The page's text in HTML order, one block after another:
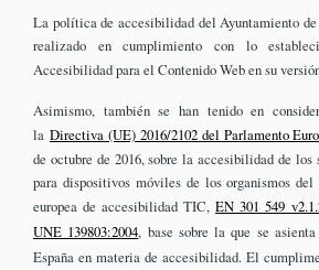
La política de accesibilidad del Ayuntamiento
realizado en cumplimiento con lo
Accesibilidad para el Contenido Web en su
Asimismo, también se han tenido en
la Directiva (UE) 2016/2102 del Parlamento
de octubre de 2016, sobre la accesibilidad de
para dispositivos móviles de los organismos
europea de accesibilidad TIC, EN 301 549
UNE 139803:2004, base sobre la que se
España en materia de accesibilidad. El